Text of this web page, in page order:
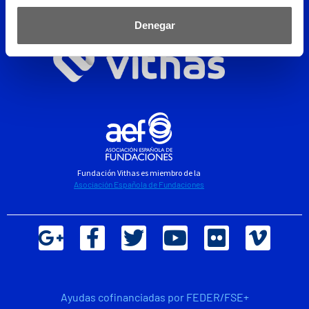
Denegar
Fundación Vithas es miembro de la
Asociación Española de Fundaciones
Ayudas cofinanciadas por FEDER/FSE+